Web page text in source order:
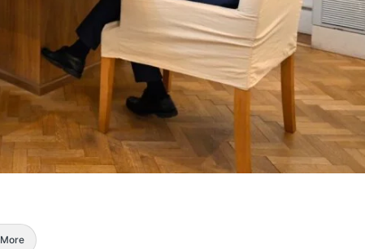
More